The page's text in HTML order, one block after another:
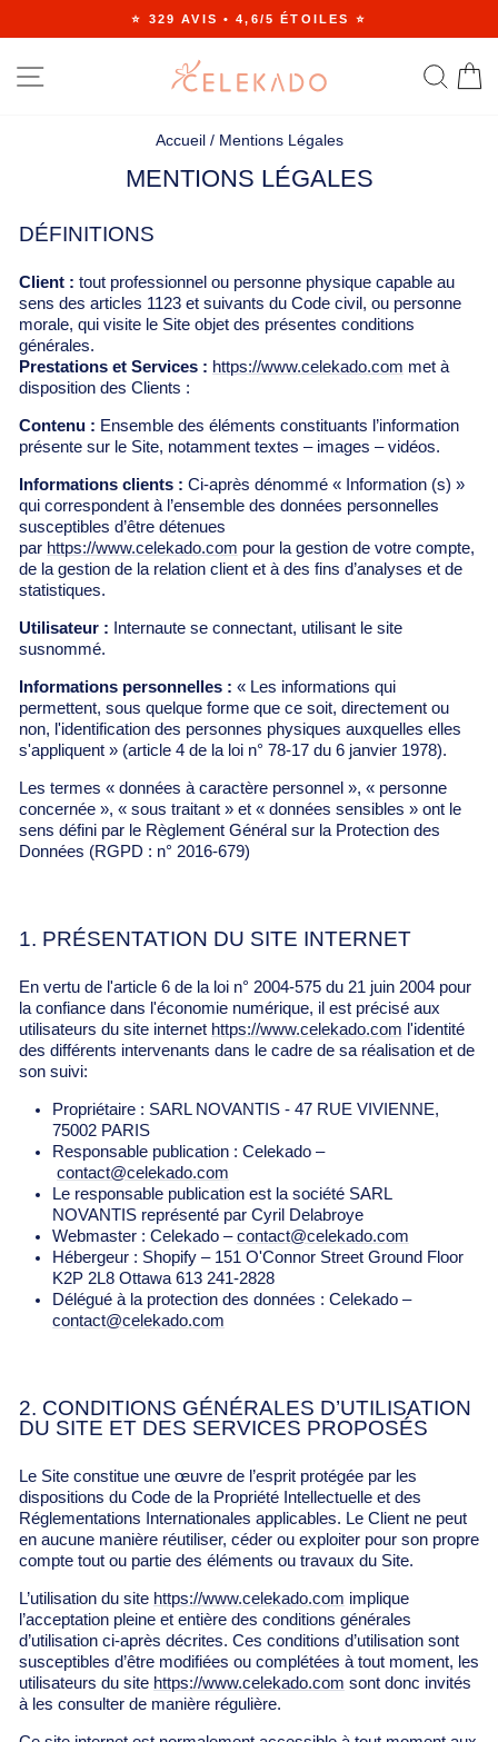
Diaporama
⭐ 329 AVIS • 4,6/5 ÉTOILES ⭐
NAVIGATION
Accueil / Mentions Légales
MENTIONS LÉGALES
DÉFINITIONS
Client : tout professionnel ou personne physique capable au
sens des articles 1123 et suivants du Code civil, ou personne
morale, qui visite le Site objet des présentes conditions
générales.
Prestations et Services : https://www.celekado.com met à
disposition des Clients :
Contenu : Ensemble des éléments constituants l’information
présente sur le Site, notamment textes – images – vidéos.
Informations clients : Ci-après dénommé « Information (s) »
qui correspondent à l’ensemble des données personnelles
susceptibles d’être détenues
par https://www.celekado.com pour la gestion de votre compte,
de la gestion de la relation client et à des fins d’analyses et de
statistiques.
Utilisateur : Internaute se connectant, utilisant le site
susnommé.
Informations personnelles : « Les informations qui
permettent, sous quelque forme que ce soit, directement ou
non, l'identification des personnes physiques auxquelles elles
s'appliquent » (article 4 de la loi n° 78-17 du 6 janvier 1978).
Les termes « données à caractère personnel », « personne
concernée », « sous traitant » et « données sensibles » ont le
sens défini par le Règlement Général sur la Protection des
Données (RGPD : n° 2016-679)
1. PRÉSENTATION DU SITE INTERNET
En vertu de l'article 6 de la loi n° 2004-575 du 21 juin 2004 pour
la confiance dans l'économie numérique, il est précisé aux
utilisateurs du site internet https://www.celekado.com l'identité
des différents intervenants dans le cadre de sa réalisation et de
son suivi:
Propriétaire : SARL NOVANTIS - 47 RUE VIVIENNE,
75002 PARIS
Responsable publication : Celekado –
contact@celekado.com
Le responsable publication est la société SARL
NOVANTIS représenté par Cyril Delabroye
Webmaster : Celekado –contact@celekado.com
Hébergeur : Shopify – 151 O'Connor Street Ground Floor
K2P 2L8 Ottawa 613 241-2828
Délégué à la protection des données : Celekado –
contact@celekado.com
2. CONDITIONS GÉNÉRALES D’UTILISATION
DU SITE ET DES SERVICES PROPOSÉS
Le Site constitue une œuvre de l’esprit protégée par les
dispositions du Code de la Propriété Intellectuelle et des
Réglementations Internationales applicables. Le Client ne peut
en aucune manière réutiliser, céder ou exploiter pour son propre
compte tout ou partie des éléments ou travaux du Site.
L’utilisation du site https://www.celekado.com implique
l’acceptation pleine et entière des conditions générales
d’utilisation ci-après décrites. Ces conditions d’utilisation sont
susceptibles d’être modifiées ou complétées à tout moment, les
utilisateurs du site https://www.celekado.com sont donc invités
à les consulter de manière régulière.